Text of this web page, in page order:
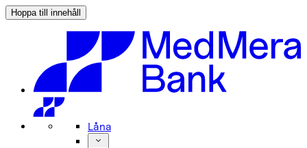
Hoppa till innehåll
Låna